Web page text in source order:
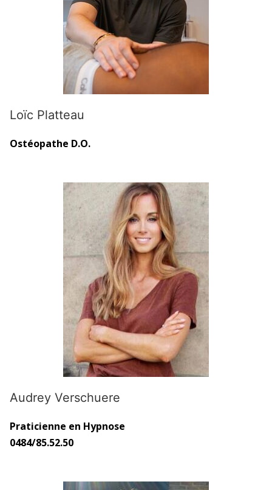
Loïc Platteau
Ostéopathe D.O.
Audrey Verschuere
Praticienne en Hypnose
0484/85.52.50